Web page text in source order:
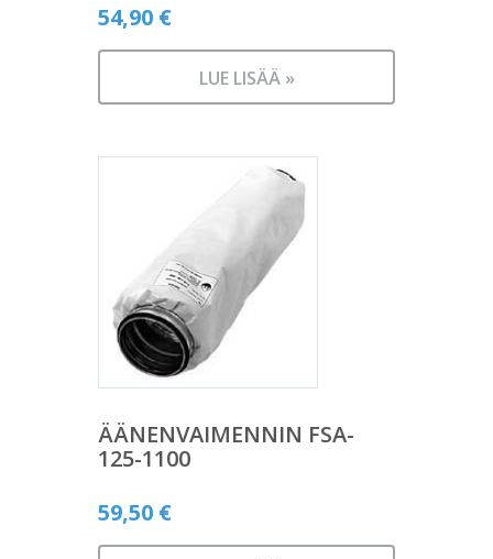
54,90 €
LUE LISÄÄ »
ÄÄNENVAIMENNIN FSA-
125-1100
59,50 €